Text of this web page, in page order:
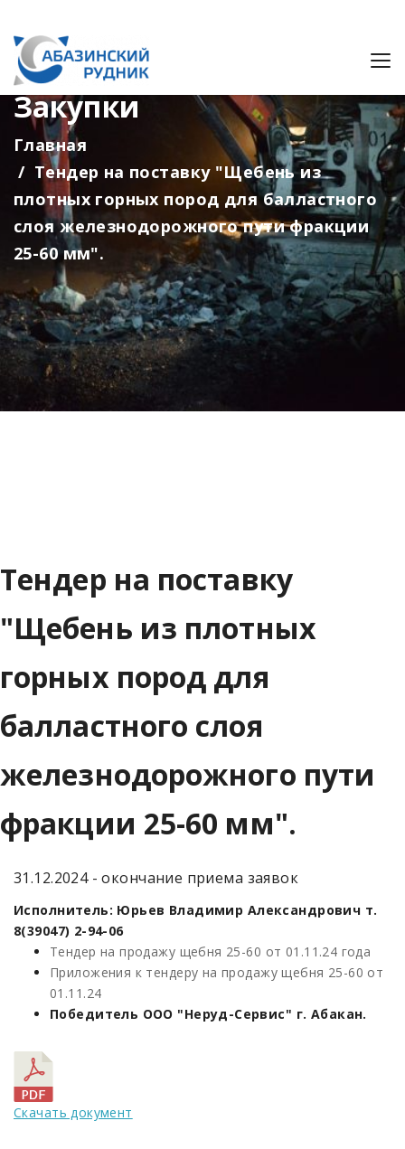
Закупки
Главная
Тендер на поставку "Щебень из
плотных горных пород для балластного
слоя железнодорожного пути фракции
25-60 мм".
Тендер на поставку
"Щебень из плотных
горных пород для
балластного слоя
железнодорожного пути
фракции 25-60 мм".
31.12.2024 - окончание приема заявок
Исполнитель: Юрьев Владимир Александрович т.
8(39047) 2-94-06
Тендер на продажу щебня 25-60 от 01.11.24 года
Приложения к тендеру на продажу щебня 25-60 от
01.11.24
Победитель ООО "Неруд-Сервис" г. Абакан.
Скачать документ